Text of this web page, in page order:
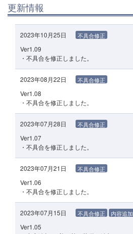
更新情報
2023年10月25日 不具合修正
Ver1.09
・不具合を修正しました。
2023年08月22日 不具合修正
Ver1.08
・不具合を修正しました。
2023年07月28日 不具合修正
Ver1.07
・不具合を修正しました。
2023年07月21日 不具合修正
Ver1.06
・不具合を修正しました。
2023年07月15日 不具合修正 内容追加
Ver1.05